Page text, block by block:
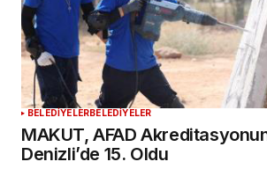
BELEDİYELERBELEDİYELER
MAKUT, AFAD
Denizli’de 15. Oldu